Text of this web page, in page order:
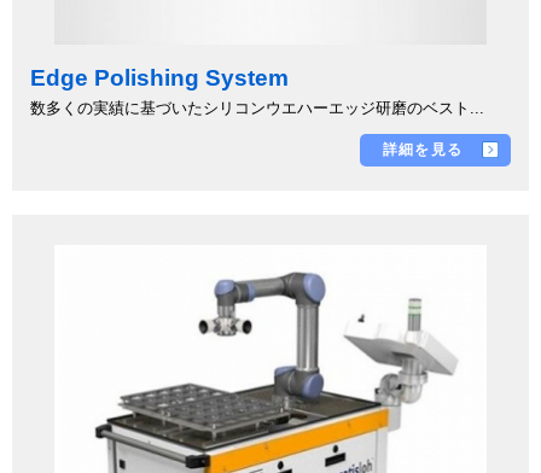
Edge Polishing System
数多くの実績に基づいたシリコンウエハーエッジ研磨のベスト...
詳細を見る